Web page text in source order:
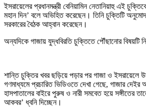
ইসরায়েলের প্রধানমন্ত্রী বেনিয়ামিন নেতানিয়াহু এই
মহান দিন’ বলে অভিহিত করেছেন। তিনি চুক্তিটি
সরকারের বৈঠক আহ্বান করেছেন।
অন্যদিকে গাজায় যুদ্ধবিরতি চুক্তিতে পৌঁছানোর বিষয়টি
শান্তি চুক্তির খবর ছড়িয়ে পড়ার পর গাজা ও ইসরায়েলে
গণমাধ্যমে প্রচারিত ভিডিওতে দেখা গেছে, গাজার
হাসপাতালের বাইরে পুরুষ ও নারী সমবেত হয়ে সঙ্গীতের
আকবর’ ধ্বনি দিচ্ছেন।